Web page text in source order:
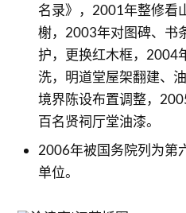
名录》，2001年整修看
榭，2003年对图碑、书
护，更换红木框，2004
洗，明道堂屋架翻建、
境界陈设布置调整，
百名贤祠厅堂油漆。
2006年被国务院列为第
单位。